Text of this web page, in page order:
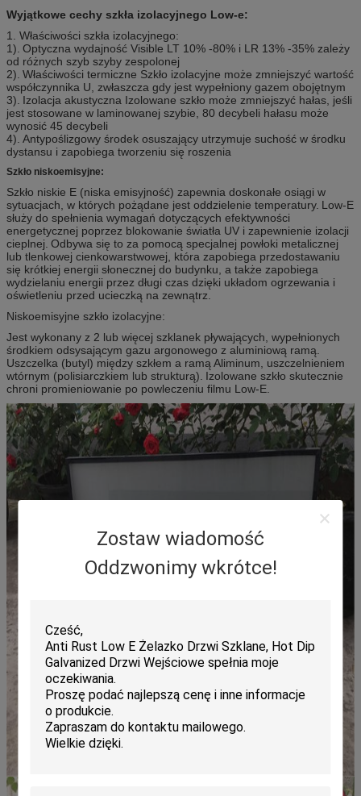
Zostaw wiadomość
Oddzwonimy wkrótce!
Wyjątkowe cechy szkła izolacyjnego Low-e:
1. Właściwości szkła izolacyjnego:
1). Optyczna wydajność Visible LT 10% -80% i LR 13% -35% zależy
od różnych szyb szyby zespolonej
2). Właściwości termiczne Szkło izolacyjne może zmniejszyć wartość
współczynnika U, zwłaszcza gdy jest wypełniony gazem obojętnym
3). Izolacja akustyczna Izolowane szkło może zmniejszyć hałas, jeśli
jest stosowane w laminowanej szybie, 80 decybeli hałasu może
wynosić 45 decybeli
4). Antypoślizgowy środek osuszający utrzymuje suchość w środku
dystansu i zapobiega tworzeniu się roszenia
Szkło niskoemisyjne:
Szkło niskie E (niska emisyjność) zapewnia doskonałe osiągi w
sytuacjach, w których pożądane jest oddzielenie temperatury. Low-E
służy do spełnienia wymagań dotyczących efektywności
energetycznej poprzez blokowanie światła UV i zapewnienie izolacji
cieplnej. Odbywa się to za pomocą specjalnej powłoki metalicznej
lub tlenkowej cienkowarstwowej, która zapobiega przedostawaniu
się krótkiej energii słonecznej do budynku, a także zapobiega
wydzielaniu energii przez długi czas dzięki układom ogrzewania i
oświetleniu przed ucieczką na zewnątrz.
Niskoemisyjne szkło izolacyjne:
Jest wykonany z 2 lub więcej szklanek pływających, wypełnionych
środkiem odsysającym gazu argonowego z aluminiową ramą.
Uszczelka (butyl) między szkłem a ramą Aliminum, uszczelnieniem
wtórnym (polisiarczkiem lub strukturą). Izolowane szkło skutecznie
chroni promieniowanie po powleczeniu filmu Low-E.